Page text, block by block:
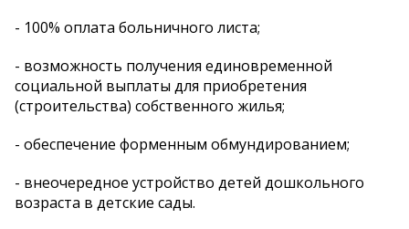
- 100% оплата больничного листа;
- возможность получения единовременной
социальной выплаты для приобретения
(строительства) собственного жилья;
- обеспечение форменным обмундированием;
- внеочередное устройство детей дошкольного
возраста в детские сады.